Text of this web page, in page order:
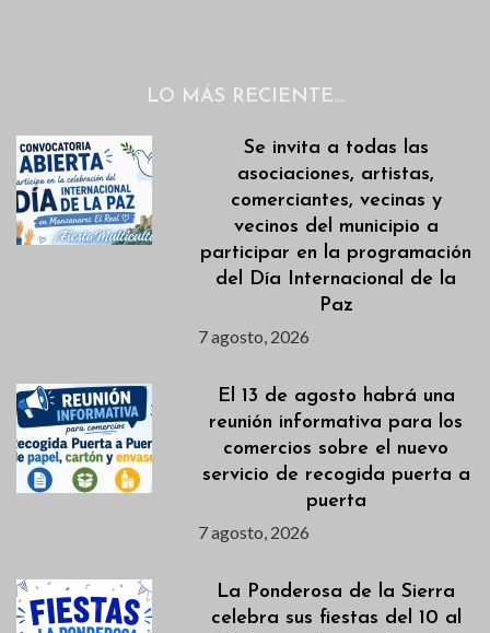
LO MÁS RECIENTE…
Se invita a todas las
asociaciones, artistas,
comerciantes, vecinas y
vecinos del municipio a
participar en la programación
del Día Internacional de la
Paz
7 agosto, 2026
El 13 de agosto habrá una
reunión informativa para los
comercios sobre el nuevo
servicio de recogida puerta a
puerta
7 agosto, 2026
La Ponderosa de la Sierra
celebra sus fiestas del 10 al